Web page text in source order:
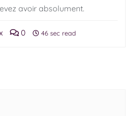
avoir absolument.
0 46 sec read